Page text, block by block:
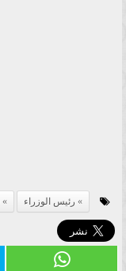
رئيس الوزراء